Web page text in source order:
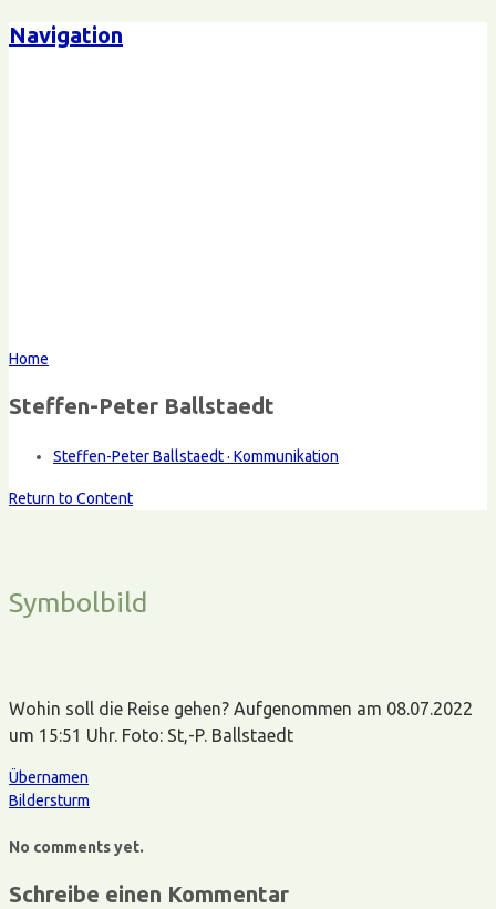
Navigation
Home
Steffen-Peter Ballstaedt
Steffen-Peter Ballstaedt · Kommunikation
Return to Content
Symbolbild
Wohin soll die Reise gehen? Aufgenommen am 08.07.2022
um 15:51 Uhr. Foto: St,-P. Ballstaedt
Übernamen
Bildersturm
No comments yet.
Schreibe einen Kommentar